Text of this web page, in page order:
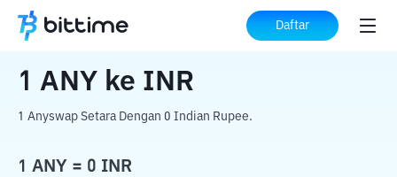
Daftar
Beranda Konverter Kripto ke INR
1 ANY ke INR
1 Anyswap Setara Dengan 0 Indian Rupee.
1 ANY = 0 INR